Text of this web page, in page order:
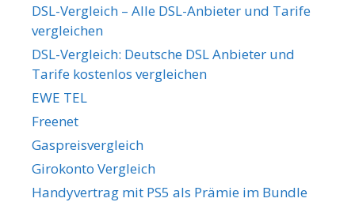
DSL-Vergleich – Alle DSL-Anbieter und Tarife
vergleichen
DSL-Vergleich: Deutsche DSL Anbieter und
Tarife kostenlos vergleichen
EWE TEL
Freenet
Gaspreisvergleich
Girokonto Vergleich
Handyvertrag mit PS5 als Prämie im Bundle